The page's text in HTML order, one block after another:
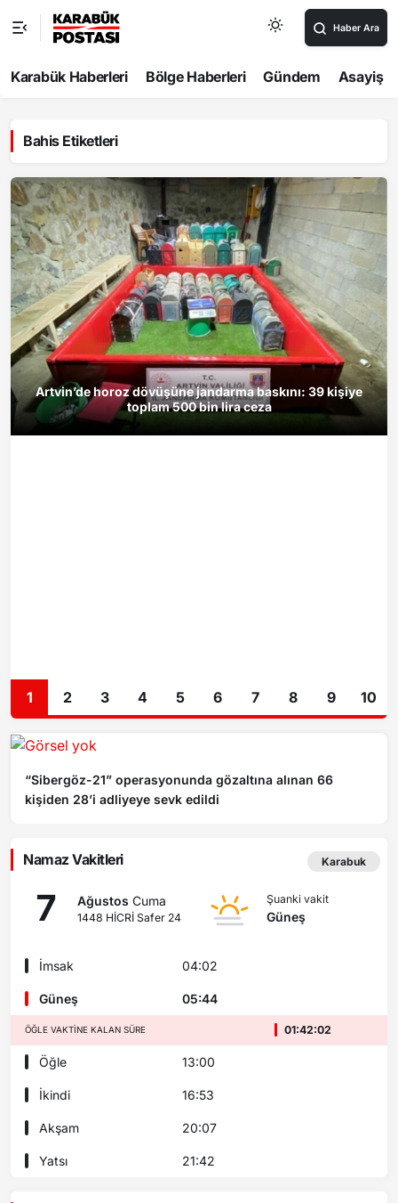
Haber Ara
Karabük Haberleri Bölge Haberleri Gündem Asayiş
Bahis Etiketleri
Artvin’de horoz dövüşüne jandarma baskını: 39 kişiye
toplam 500 bin lira ceza
1 2 3 4 5 6 7 8 9 10
“Sibergöz-21” operasyonunda gözaltına alınan 66
kişiden 28’i adliyeye sevk edildi
Namaz Vakitleri Karabuk
7 Ağustos Cuma
1448 HİCRİ Safer 24
Şuanki vakit
Güneş
İmsak 04:02
Güneş 05:44
ÖĞLE VAKTINE KALAN SÜRE 01:42:02
Öğle 13:00
İkindi 16:53
Akşam 20:07
Yatsı 21:42